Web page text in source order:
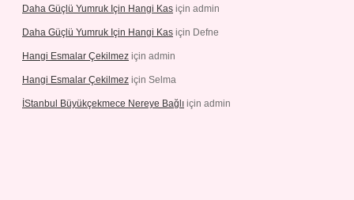
Daha Güçlü Yumruk Için Hangi Kas için admin
Daha Güçlü Yumruk Için Hangi Kas için Defne
Hangi Esmalar Çekilmez için admin
Hangi Esmalar Çekilmez için Selma
İStanbul Büyükçekmece Nereye Bağlı için admin